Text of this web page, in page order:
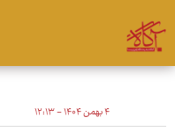
۴ بهمن ۱۴۰۴ - ۱۲:۱۳